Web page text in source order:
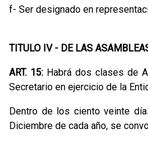
f- Ser designado en
TITULO IV - DE LAS
ART. 15: Habrá dos clases de
Secretario en ejercicio de la
Dentro de los ciento veinte
Diciembre de cada año, se